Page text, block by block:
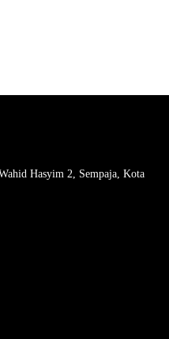
Hasyim 2, Sempaja, Kota